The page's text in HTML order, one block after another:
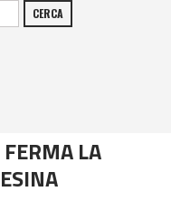
CERCA
LA